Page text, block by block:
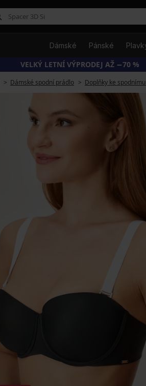
Dámské Pánské
VELKÝ LETNÍ VÝPRODEJ AŽ −70 %
Dámské spodní prádlo Doplňky ke